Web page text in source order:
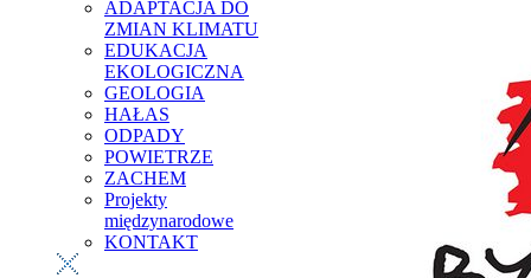
ADAPTACJA DO
ZMIAN KLIMATU
EDUKACJA
EKOLOGICZNA
GEOLOGIA
HAŁAS
ODPADY
POWIETRZE
ZACHEM
Projekty
międzynarodowe
KONTAKT